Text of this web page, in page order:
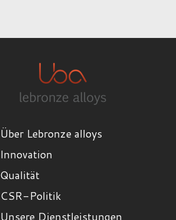
Über Lebronze alloys
Innovation
Qualität
CSR-Politik
Unsere Dienstleistungen